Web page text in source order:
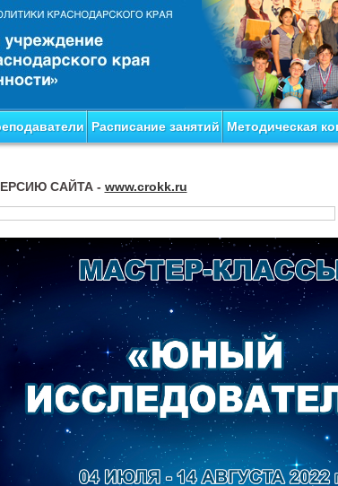
Расписание занятий Методическая
САЙТА - www.crokk.ru